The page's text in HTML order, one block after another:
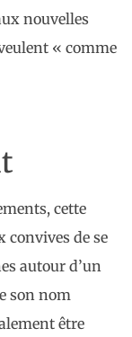
nouvelles
« comme
cette
convives de se
autour d’un
son nom
être